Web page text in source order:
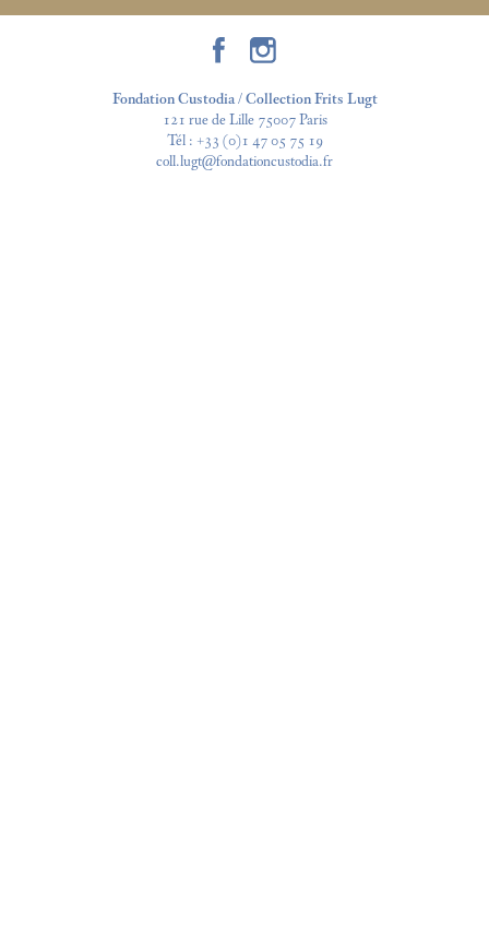
Fondation Custodia / Collection Frits Lugt
121 rue de Lille 75007 Paris
Tél : +33 (0)1 47 05 75 19
coll.lugt@fondationcustodia.fr